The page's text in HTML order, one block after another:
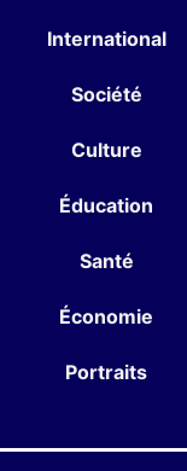
International
Société
Culture
Éducation
Santé
Économie
Portraits